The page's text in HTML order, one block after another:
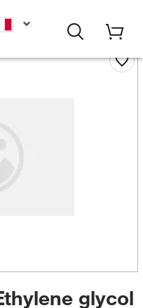
glycol